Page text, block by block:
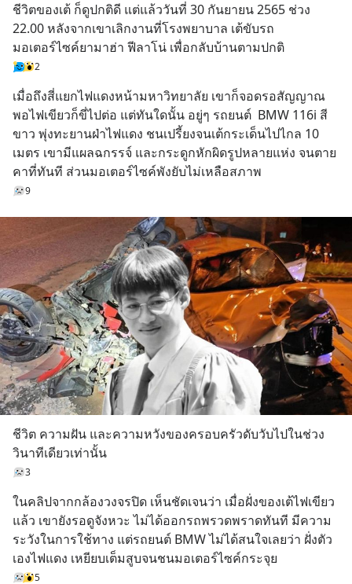
ชีวิตของเต้ ก็ดูปกติดี แต่แล้ววันที่ 30 กันยายน 2565 ช่วง
22.00 หลังจากเขาเลิกงานที่โรงพยาบาล เต้ขับรถ
มอเตอร์ไซค์ยามาฮ่า ฟีลาโน่ เพื่อกลับบ้านตามปกติ
2
เมื่อถึงสี่แยกไฟแดงหน้ามหาวิทยาลัย เขาก็จอดรอสัญญาณ
พอไฟเขียวก็ขี่ไปต่อ แต่ทันใดนั้น อยู่ๆ รถยนต์  BMW 116i สี
ขาว พุ่งทะยานฝ่าไฟแดง ชนเปรี้ยงจนเต้กระเด็นไปไกล 10
เมตร เขามีแผลฉกรรจ์ และกระดูกหักผิดรูปหลายแห่ง จนตาย
คาที่ทันที ส่วนมอเตอร์ไซค์พังยับไม่เหลือสภาพ
9
ชีวิต ความฝัน และความหวังของครอบครัวดับวับไปในช่วง
วินาทีเดียวเท่านั้น
3
ในคลิปจากกล้องวงจรปิด เห็นชัดเจนว่า เมื่อฝั่งของเต้ไฟเขียว
แล้ว เขายังรอดูจังหวะ ไม่ได้ออกรถพรวดพราดทันที มีความ
ระวังในการใช้ทาง แต่รถยนต์ BMW ไม่ได้สนใจเลยว่า ฝั่งตัว
เองไฟแดง เหยียบเต็มสูบจนชนมอเตอร์ไซค์กระจุย
5